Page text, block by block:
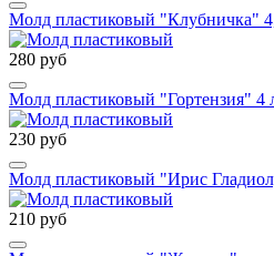
Молд пластиковый "Клубничка"
280 руб
Молд пластиковый "Гортензия" 4
230 руб
Молд пластиковый "Ирис
210 руб